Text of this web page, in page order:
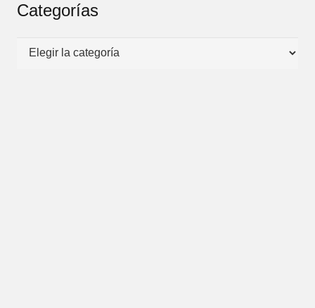
Categorías
Categorías